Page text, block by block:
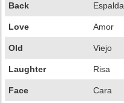
Back Espalda
Love Amor
Old Viejo
Laughter Risa
Face Cara